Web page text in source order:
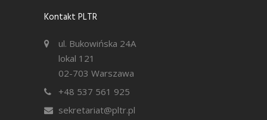
Kontakt PLTR
ul. Bukowińska 24A
lokal 121
02-703 Warszawa
+48 537 561 925
sekretariat@pltr.pl